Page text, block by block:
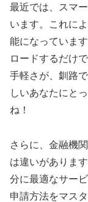
最近では、スマ
います。これに
能になっていま
ロードするだけ
手軽さが、釧路
しいあなたにと
ね！
さらに、金融機
は違いがありま
分に最適なサー
申請方法をマス